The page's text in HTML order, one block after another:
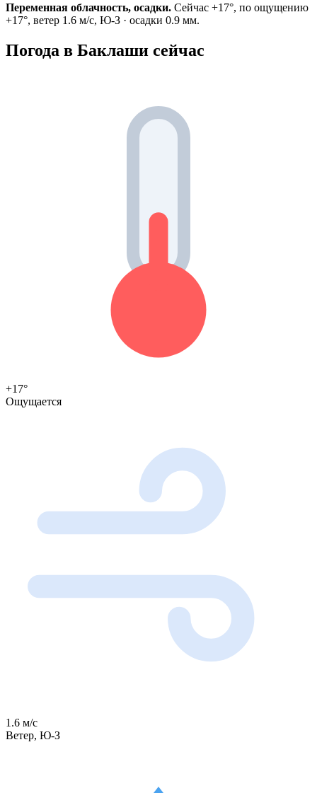
Переменная облачность, осадки. Сейчас +17°, по ощущению
+17°, ветер 1.6 м/с, Ю-З · осадки 0.9 мм.
Погода в Баклаши сейчас
+17°
Ощущается
1.6 м/с
Ветер, Ю-З